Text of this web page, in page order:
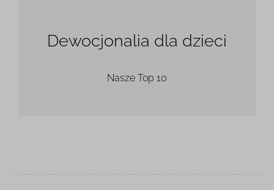
Dewocjonalia dla dzieci
Nasze Top 10